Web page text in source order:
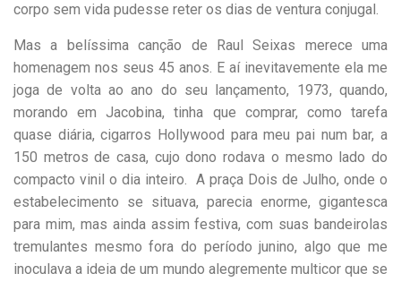
corpo sem vida pudesse reter os dias de ventura conjugal.
Mas a belíssima canção de Raul Seixas merece uma
homenagem nos seus 45 anos. E aí inevitavemente ela me
joga de volta ao ano do seu lançamento, 1973, quando,
morando em Jacobina, tinha que comprar, como tarefa
quase diária, cigarros Hollywood para meu pai num bar, a
150 metros de casa, cujo dono rodava o mesmo lado do
compacto vinil o dia inteiro. A praça Dois de Julho, onde o
estabelecimento se situava, parecia enorme, gigantesca
para mim, mas ainda assim festiva, com suas bandeirolas
tremulantes mesmo fora do período junino, algo que me
inoculava a ideia de um mundo alegremente multicor que se